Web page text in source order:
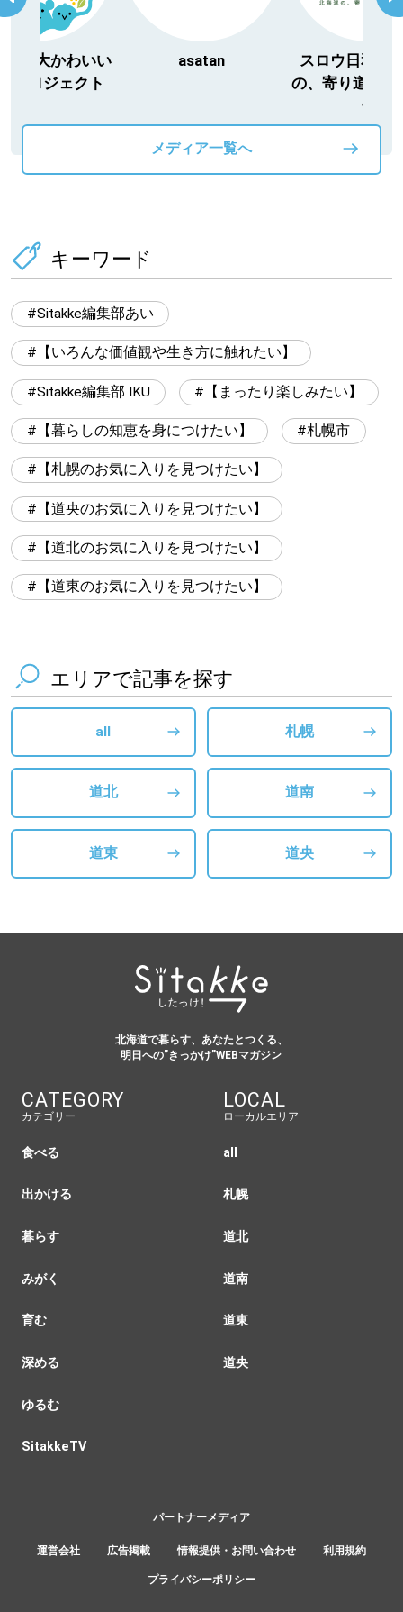
道３大かわいい
プロジェクト
asatan
スロウ日和｜
の、寄り道ライ
ー
メディア一覧へ
キーワード
Sitakke編集部あい
【いろんな価値観や生き方に触れたい】
Sitakke編集部 IKU 【まったり楽しみたい】
【暮らしの知恵を身につけたい】 札幌市
【札幌のお気に入りを見つけたい】
【道央のお気に入りを見つけたい】
【道北のお気に入りを見つけたい】
【道東のお気に入りを見つけたい】
エリアで記事を探す
all 札幌
道北 道南
道東 道央
北海道で暮らす、あなたとつくる、
明日への”きっかけ”WEBマガジン
CATEGORY
カテゴリー
食べる
出かける
暮らす
みがく
育む
深める
ゆるむ
SitakkeTV
LOCAL
ローカルエリア
all
札幌
道北
道南
道東
道央
運営会社 広告掲載 情報提供・お問い合わせ 利用規約
プライバシーポリシー
パートナーメディア